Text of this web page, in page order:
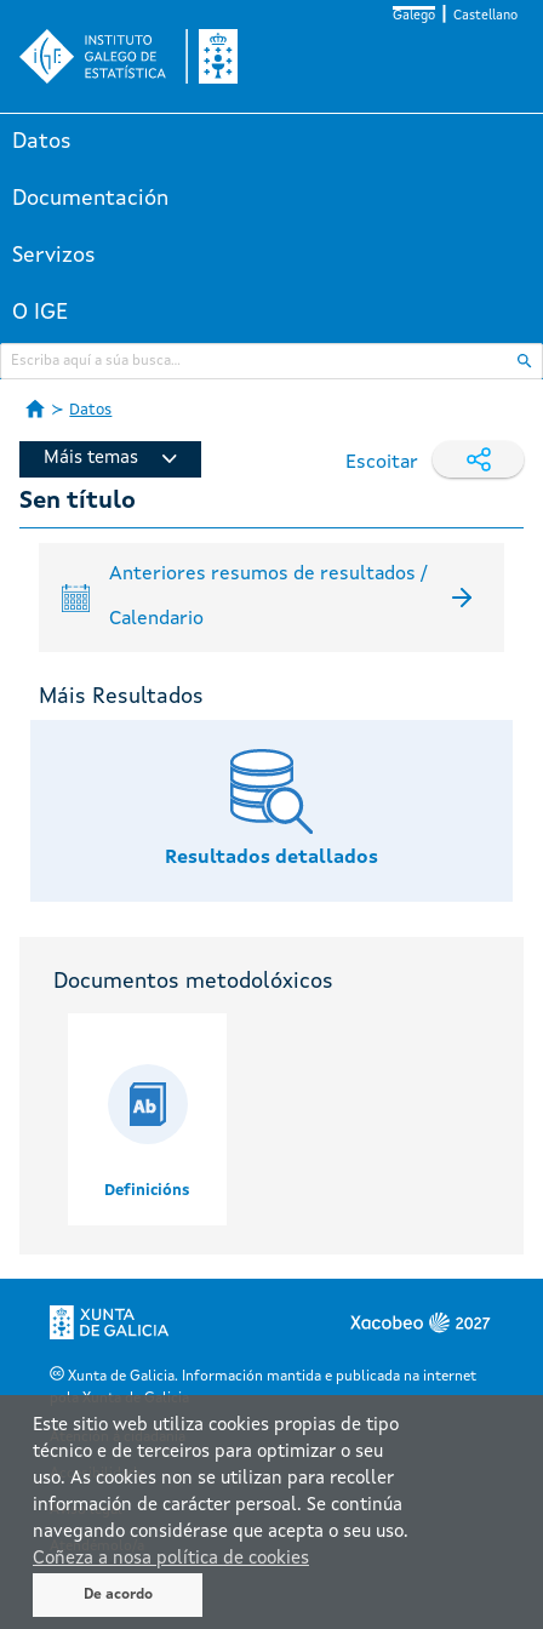
Galego Castellano
Datos
Documentación
Servizos
O IGE
Datos
Máis temas Escoitar
Sen título
Anteriores resumos de resultados /
Calendario
Máis Resultados
Resultados detallados
Documentos metodolóxicos
Definicións
Xunta de Galicia. Información mantida e publicada na internet
pola Xunta de Galicia
Accesibilidade
Aviso legal
Atendémolo/a
Este sitio web utiliza cookies propias de tipo
técnico e de terceiros para optimizar o seu
uso. As cookies non se utilizan para recoller
información de carácter persoal. Se continúa
navegando considérase que acepta o seu uso.
Coñeza a nosa política de cookies
De acordo